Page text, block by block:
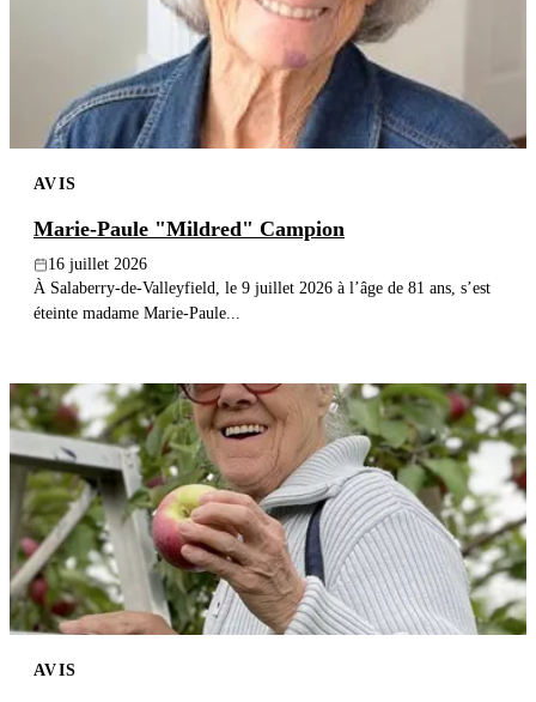
AVIS
Marie-Paule "Mildred" Campion
16 juillet 2026
À Salaberry-de-Valleyfield, le 9 juillet 2026 à l’âge de 81 ans, s’est
éteinte madame Marie-Paule...
AVIS